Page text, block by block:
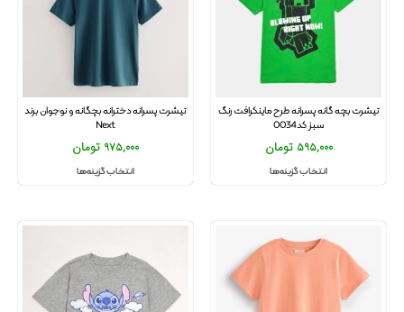
تیشرت بچه گانه پسرانه طرح ماینکرافت رنگ
سبز کد0034
595,000 تومان
انتخاب گزینه‌ها
تیشرت پسرانه دخترانه بچگانه و نوجوان برند
Next
975,000 تومان
انتخاب گزینه‌ها